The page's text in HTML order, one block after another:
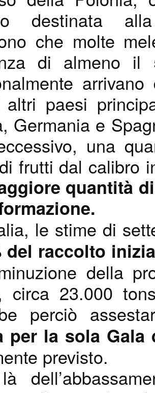
destinata
che molte
di almeno il
paesi
Germania e
una
frutti dal calibro
quantità
le stime di
del raccolto
della
circa 23.000
perciò
per la sola
previsto.